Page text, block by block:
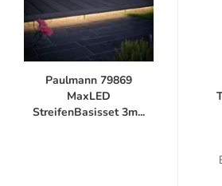
Paulmann 79869
MaxLED
StreifenBasisset 3m...